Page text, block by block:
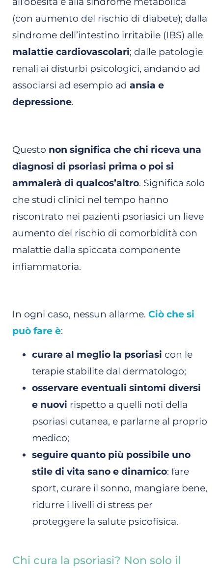
(con aumento del rischio di diabete); dalla
sindrome dell’intestino irritabile (IBS) alle
malattie cardiovascolari; dalle patologie
renali ai disturbi psicologici, andando ad
associarsi ad esempio ad ansia e
depressione.
Questo non significa che chi riceva una
diagnosi di psoriasi prima o poi si
ammalerà di qualcos’altro. Significa solo
che studi clinici nel tempo hanno
riscontrato nei pazienti psoriasici un lieve
aumento del rischio di comorbidità con
malattie dalla spiccata componente
infiammatoria.
In ogni caso, nessun allarme. Ciò che si
può fare è:
curare al meglio la psoriasi con le
terapie stabilite dal dermatologo;
osservare eventuali sintomi diversi
e nuovi rispetto a quelli noti della
psoriasi cutanea, e parlarne al proprio
medico;
seguire quanto più possibile uno
stile di vita sano e dinamico: fare
sport, curare il sonno, mangiare bene,
ridurre i livelli di stress per
proteggere la salute psicofisica.
Chi cura la psoriasi? Non solo il